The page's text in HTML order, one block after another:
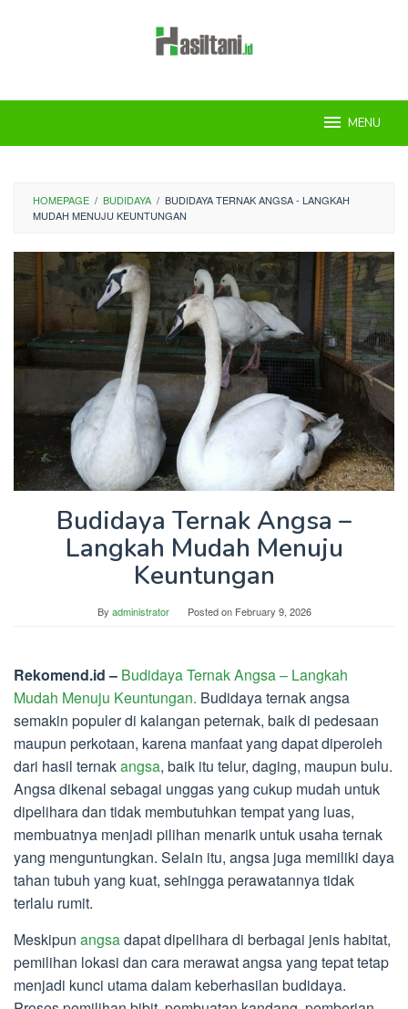
MENU
HOMEPAGE / BUDIDAYA / BUDIDAYA TERNAK ANGSA - LANGKAH
MUDAH MENUJU KEUNTUNGAN
Budidaya Ternak Angsa –
Langkah Mudah Menuju
Keuntungan
By administrator Posted on February 9, 2026
Rekomend.id – Budidaya Ternak Angsa – Langkah
Mudah Menuju Keuntungan. Budidaya ternak angsa
semakin populer di kalangan peternak, baik di pedesaan
maupun perkotaan, karena manfaat yang dapat diperoleh
dari hasil ternakangsa, baik itu telur, daging, maupun bulu.
Angsa dikenal sebagai unggas yang cukup mudah untuk
dipelihara dan tidak membutuhkan tempat yang luas,
membuatnya menjadi pilihan menarik untuk usaha ternak
yang menguntungkan. Selain itu, angsa juga memiliki daya
tahan tubuh yang kuat, sehingga perawatannya tidak
terlalu rumit.
Meskipun angsadapat dipelihara di berbagai jenis habitat,
pemilihan lokasi dan cara merawat angsa yang tepat tetap
menjadi kunci utama dalam keberhasilan budidaya.